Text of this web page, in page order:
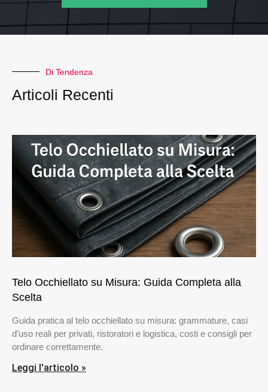
Di Tendenza
Articoli Recenti
Telo Occhiellato su Misura: Guida Completa alla
Scelta
Guida pratica al telo occhiellato su misura: grammature, casi
d’uso reali per privati, ristoratori e logistica, costi e consigli per
ordinare correttamente.
Leggi l'articolo »